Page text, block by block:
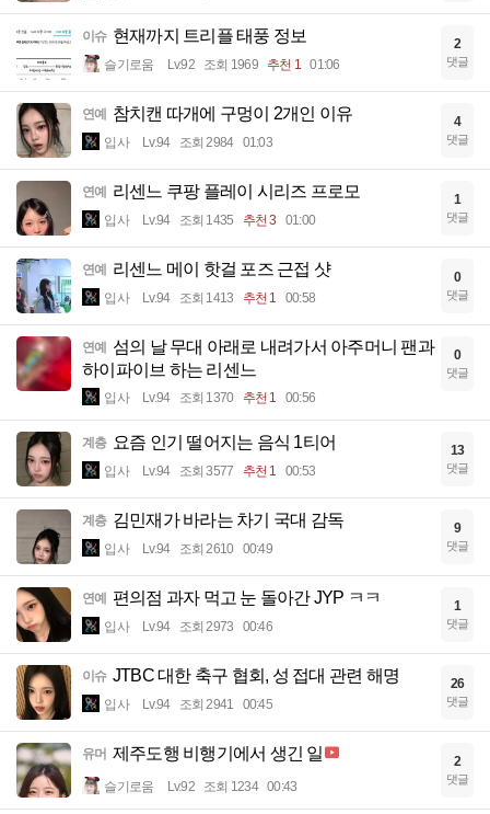
이슈 현재까지 트리플 태풍 정보
슬기로움 Lv.92 조회 1969 추천 1 01:06
2
댓글
연예 참치캔 따개에 구멍이 2개인 이유
입사 Lv.94 조회 2984 01:03
4
댓글
연예 리센느 쿠팡 플레이 시리즈 프로모
입사 Lv.94 조회 1435 추천 3 01:00
1
댓글
연예 리센느 메이 핫걸 포즈 근접 샷
입사 Lv.94 조회 1413 추천 1 00:58
0
댓글
연예
섬의 날 무대 아래로 내려가서 아주머니 팬과
하이파이브 하는 리센느
입사 Lv.94 조회 1370 추천 1 00:56
0
댓글
계층 요즘 인기 떨어지는 음식 1티어
입사 Lv.94 조회 3577 추천 1 00:53
13
댓글
계층 김민재가 바라는 차기 국대 감독
입사 Lv.94 조회 2610 00:49
9
댓글
연예 편의점 과자 먹고 눈 돌아간 JYP ㅋㅋ
입사 Lv.94 조회 2973 00:46
1
댓글
이슈 JTBC 대한 축구 협회, 성 접대 관련 해명
입사 Lv.94 조회 2941 00:45
26
댓글
유머 제주도행 비행기에서 생긴 일
슬기로움 Lv.92 조회 1234 00:43
2
댓글